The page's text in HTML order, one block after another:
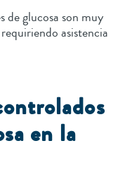
de glucosa son muy
asistencia
en la